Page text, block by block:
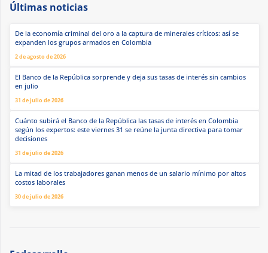
Últimas noticias
De la economía criminal del oro a la captura de minerales críticos: así se
expanden los grupos armados en Colombia
2 de agosto de 2026
El Banco de la República sorprende y deja sus tasas de interés sin cambios
en julio
31 de julio de 2026
Cuánto subirá el Banco de la República las tasas de interés en Colombia
según los expertos: este viernes 31 se reúne la junta directiva para tomar
decisiones
31 de julio de 2026
La mitad de los trabajadores ganan menos de un salario mínimo por altos
costos laborales
30 de julio de 2026